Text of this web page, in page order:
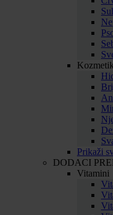
Prikaži
DODACI
Vitamini